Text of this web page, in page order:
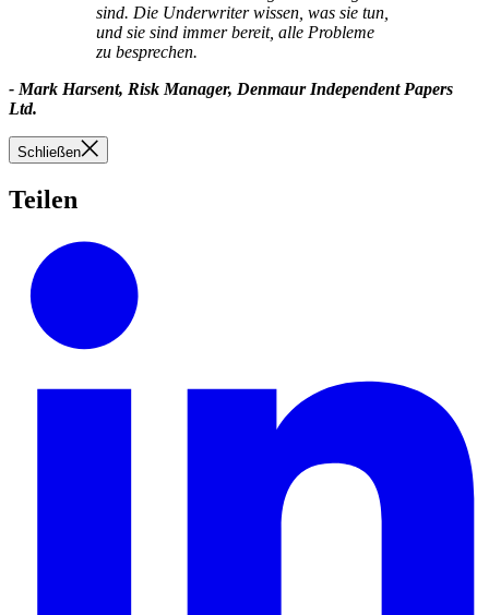
sind. Die Underwriter wissen, was sie tun,
und sie sind immer bereit, alle Probleme
zu besprechen.
- Mark Harsent, Risk Manager, Denmaur Independent Papers
Ltd.
Schließen
Teilen